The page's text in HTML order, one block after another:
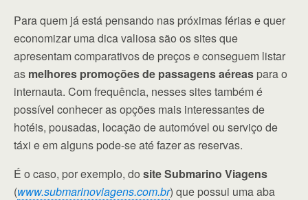
Para quem já está pensando nas próximas férias e quer
economizar uma dica valiosa são os sites que
apresentam comparativos de preços e conseguem listar
as melhores promoções de passagens aéreas para o
internauta. Com frequência, nesses sites também é
possível conhecer as opções mais interessantes de
hotéis, pousadas, locação de automóvel ou serviço de
táxi e em alguns pode-se até fazer as reservas.
É o caso, por exemplo, do site Submarino Viagens
(www.submarinoviagens.com.br) que possui uma aba